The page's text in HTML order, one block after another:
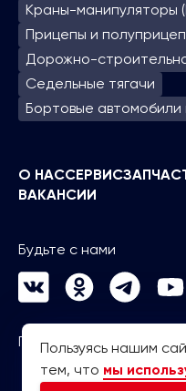
Краны-манипуляторы
Прицепы и
Дорожно-
Седельные тягачи
Бортовые автомобили
О НАССЕРВИС
ВАКАНСИИ
Будьте с нами
Политика
Пользуясь нашим
тем, что мы